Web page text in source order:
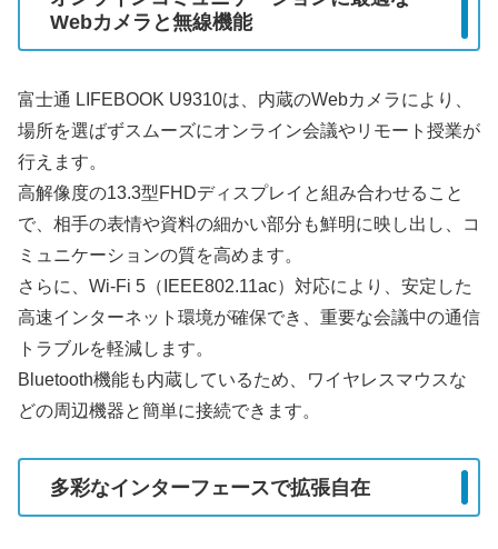
Webカメラと無線機能
富士通 LIFEBOOK U9310は、内蔵のWebカメラにより、
場所を選ばずスムーズにオンライン会議やリモート授業が
行えます。
高解像度の13.3型FHDディスプレイと組み合わせること
で、相手の表情や資料の細かい部分も鮮明に映し出し、コ
ミュニケーションの質を高めます。
さらに、Wi-Fi 5（IEEE802.11ac）対応により、安定した
高速インターネット環境が確保でき、重要な会議中の通信
トラブルを軽減します。
Bluetooth機能も内蔵しているため、ワイヤレスマウスな
どの周辺機器と簡単に接続できます。
多彩なインターフェースで拡張自在